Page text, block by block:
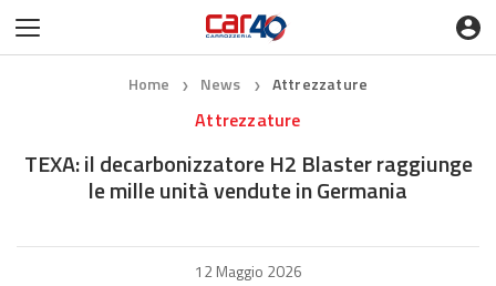
Home ❯ News ❯ Attrezzature
Attrezzature
TEXA: il decarbonizzatore H2 Blaster raggiunge
le mille unità vendute in Germania
12 Maggio 2026